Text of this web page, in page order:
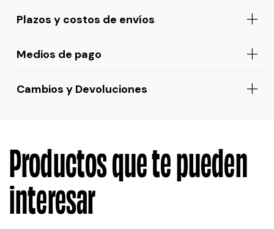
Plazos y costos de envíos
Medios de pago
Cambios y Devoluciones
Productos que te pueden
interesar